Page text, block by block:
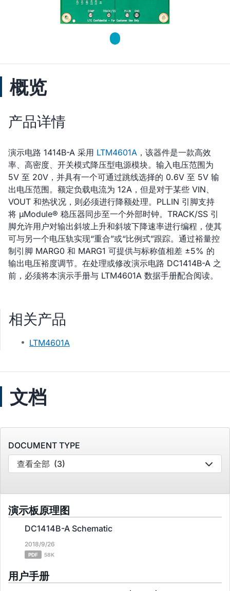
概览
产品详情
演示电路 1414B-A 采用 LTM4601A ，该器件是一款高效
率、高密度、开关模式降压型电源模块。输入电压范围为
5V 至 20V，并具有一个可通过跳线选择的 0.6V 至 5V 输
出电压范围。额定负载电流为 12A，但是对于某些 VIN、
VOUT 和热状况，则必须进行降额处理。PLLIN 引脚支持
将 µModule® 稳压器同步至一个外部时钟。TRACK/SS 引
脚允许用户对输出斜坡上升和斜坡下降速率进行编程，使其
可与另一个电压轨实现“重合”或“比例式”跟踪。通过裕量控
制引脚 MARG0 和 MARG1 可提供与标称值相差 ±5% 的
输出电压裕度调节。在处理或修改演示电路 DC1414B-A 之
前，必须将本演示手册与 LTM4601A 数据手册配合阅读。
相关产品
LTM4601A
文档
DOCUMENT TYPE
查看全部 (3)
演示板原理图
DC1414B-A Schematic
2018/9/26
PDF 58K
用户手册